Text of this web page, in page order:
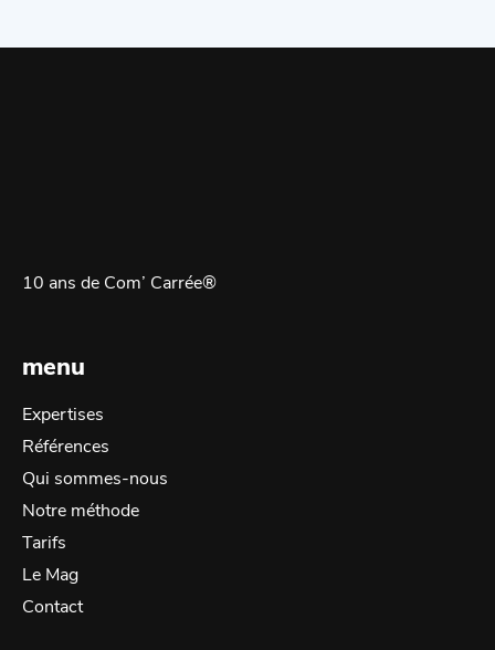
10 ans de Com’ Carrée®
menu
Expertises
Références
Qui sommes-nous
Notre méthode
Tarifs
Le Mag
Contact